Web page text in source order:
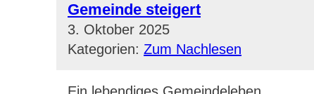
Gemeinde steigert
3. Oktober 2025
Kategorien: Zum Nachlesen